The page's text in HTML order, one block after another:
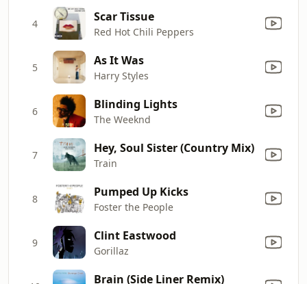
4 Scar Tissue
Red Hot Chili Peppers
5 As It Was
Harry Styles
6 Blinding Lights
The Weeknd
7 Hey, Soul Sister (Country Mix)
Train
8 Pumped Up Kicks
Foster the People
9 Clint Eastwood
Gorillaz
Brain (Side Liner Remix)